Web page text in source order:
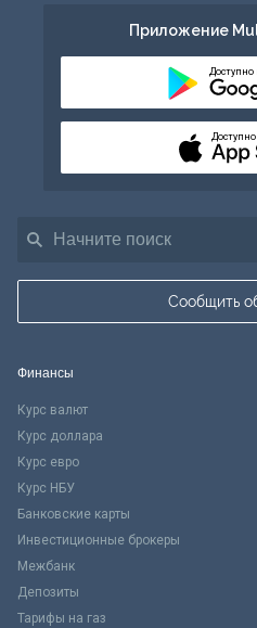
Сообщить
Приложение
Доступно
Доступно
Финансы
Курс валют
Курс доллара
Курс евро
Курс НБУ
Банковские карты
Инвестиционные брокеры
Межбанк
Депозиты
Тарифы на газ